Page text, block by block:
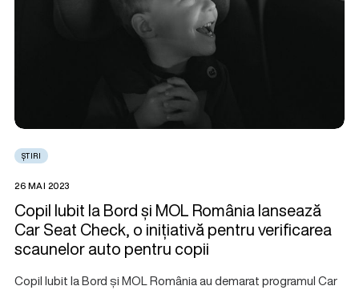
ȘTIRI
26 MAI 2023
Copil Iubit la Bord și MOL România lansează
Car Seat Check, o inițiativă pentru verificarea
scaunelor auto pentru copii
Copil Iubit la Bord și MOL România au demarat programul Car